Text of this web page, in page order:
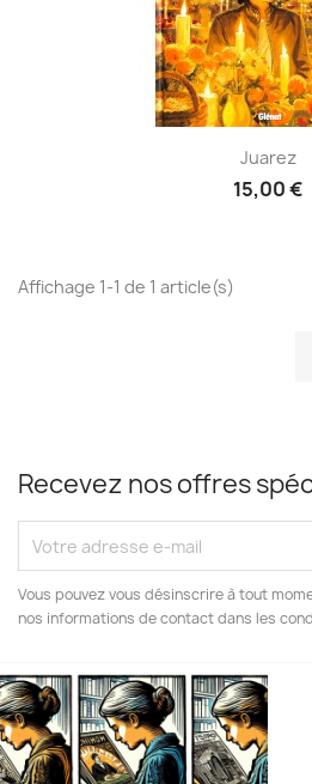
Juarez
15,00 €
Affichage 1-1 de 1 article(s)
Recevez nos offres
Vous pouvez vous désinscrire à tout
nos informations de contact dans les